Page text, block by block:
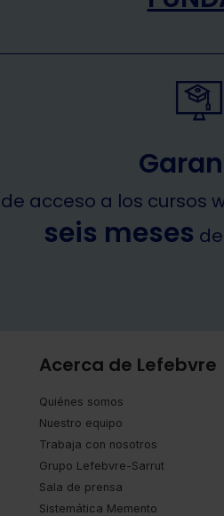
de acceso a los cursos
seis meses
Acerca de Lefebvre
Quiénes somos
Nuestro equipo
Trabaja con nosotros
Grupo Lefebvre-Sarrut
Sala de prensa
Sistemática Memento